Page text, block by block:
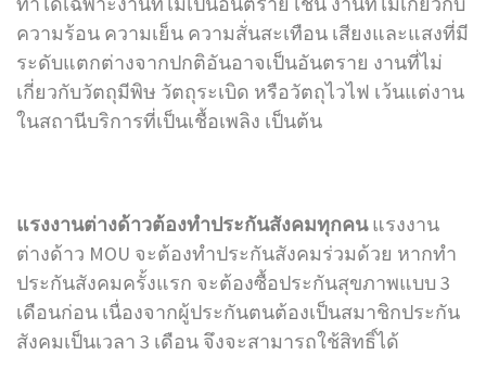
ความร้อน ความเย็น ความสั่นสะเทือน เสียงและแสงที่มี
ระดับแตกต่างจากปกติอันอาจเป็นอันตราย งานที่ไม่
เกี่ยวกับวัตถุมีพิษ วัตถุระเบิด หรือวัตถุไวไฟ เว้นแต่งาน
ในสถานีบริการที่เป็นเชื้อเพลิง เป็นต้น
แรงงานต่างด้าวต้องทำประกันสังคมทุกคนแรงงาน
ต่างด้าว MOU จะต้องทำประกันสังคมร่วมด้วย หากทำ
ประกันสังคมครั้งแรก จะต้องซื้อประกันสุขภาพแบบ 3
เดือนก่อน เนื่องจากผู้ประกันตนต้องเป็นสมาชิกประกัน
สังคมเป็นเวลา 3 เดือน จึงจะสามารถใช้สิทธิ์ได้